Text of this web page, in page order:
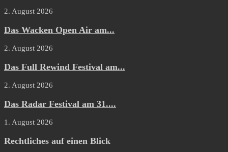
2. August 2026
Das Wacken Open Air am...
2. August 2026
Das Full Rewind Festival am...
2. August 2026
Das Radar Festival am 31....
1. August 2026
Rechtliches auf einen Blick